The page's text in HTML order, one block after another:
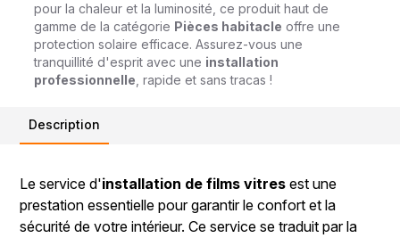
pour la chaleur et la luminosité, ce produit haut de
gamme de la catégorie Pièces habitacle offre une
protection solaire efficace. Assurez-vous une
tranquillité d'esprit avec une installation
professionnelle , rapide et sans tracas !
Description
Le service d'installation de films vitres est une
prestation essentielle pour garantir le confort et la
sécurité de votre intérieur. Ce service se traduit par la